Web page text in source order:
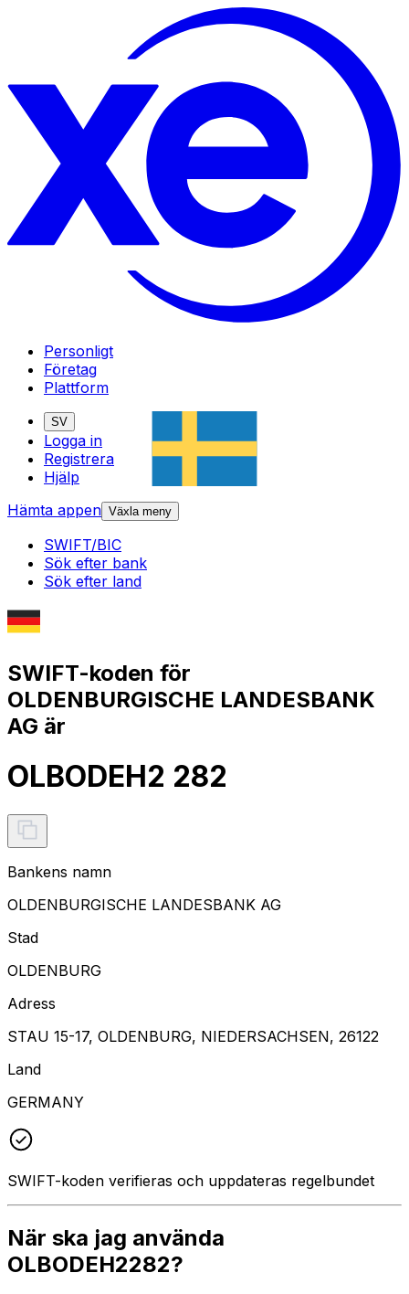
Personligt
Företag
Plattform
SV
Logga in
Registrera
Hjälp
Hämta appen Växla meny
SWIFT/BIC
Sök efter bank
Sök efter land
SWIFT-koden för
OLDENBURGISCHE LANDESBANK
AG är
OLBODEH2 282
Bankens namn
OLDENBURGISCHE LANDESBANK AG
Stad
OLDENBURG
Adress
STAU 15-17, OLDENBURG, NIEDERSACHSEN, 26122
Land
GERMANY
SWIFT-koden verifieras och uppdateras regelbundet
När ska jag använda
OLBODEH2282?